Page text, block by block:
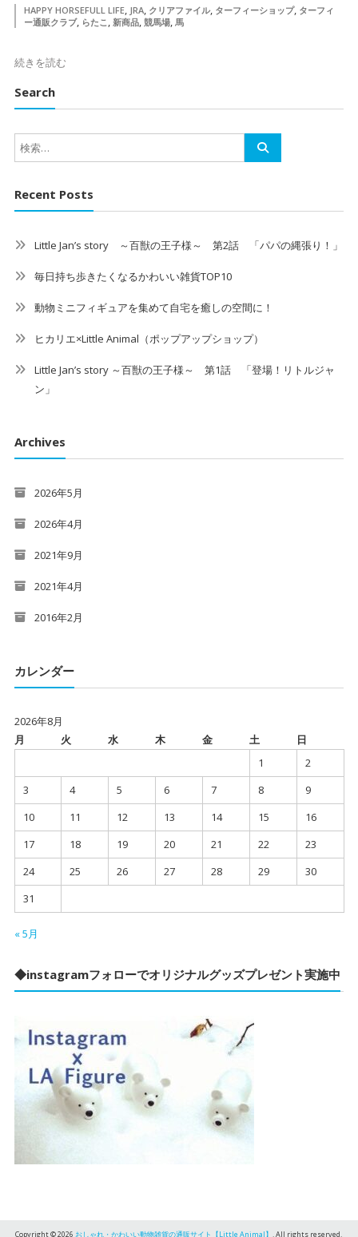
HAPPY HORSEFULL LIFE, JRA, クリアファイル, ターフィーショップ, ターフィ
ー通販クラブ, らたこ, 新商品, 競馬場, 馬
続きを読む
Search
Recent Posts
Little Jan’s story ～百獣の王子様～ 第2話 「パパの縄張り！」
毎日持ち歩きたくなるかわいい雑貨TOP10
動物ミニフィギュアを集めて自宅を癒しの空間に！
ヒカリエ×Little Animal（ポップアップショップ）
Little Jan’s story ～百獣の王子様～ 第1話 「登場！リトルジャ
ン」
Archives
2026年5月
2026年4月
2021年9月
2021年4月
2016年2月
カレンダー
2026年8月
月
火 水 木 金 土
日
1
2
3
4 5 6 7 8
9
10
11 12 13 14 15
16
17
18 19 20 21 22
23
24
25 26 27 28 29
30
31
« 5月
◆instagramフォローでオリジナルグッズプレゼント実施中
Copyright © 2026 おしゃれ・かわいい動物雑貨の通販サイト【Little Animal】 . All rights reserved.